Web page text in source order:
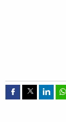
Compartir por